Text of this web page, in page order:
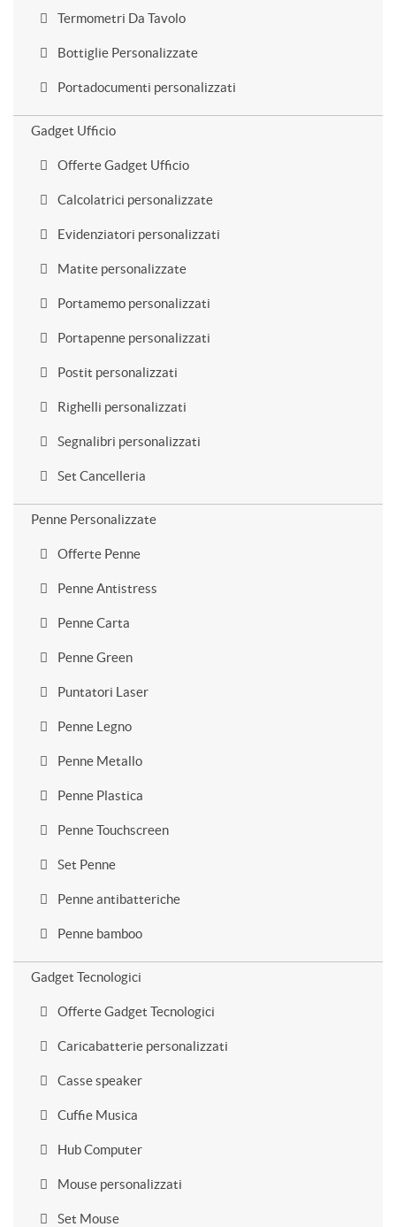
Termometri Da Tavolo
Bottiglie Personalizzate
Portadocumenti personalizzati
Gadget Ufficio
Offerte Gadget Ufficio
Calcolatrici personalizzate
Evidenziatori personalizzati
Matite personalizzate
Portamemo personalizzati
Portapenne personalizzati
Postit personalizzati
Righelli personalizzati
Segnalibri personalizzati
Set Cancelleria
Penne Personalizzate
Offerte Penne
Penne Antistress
Penne Carta
Penne Green
Puntatori Laser
Penne Legno
Penne Metallo
Penne Plastica
Penne Touchscreen
Set Penne
Penne antibatteriche
Penne bamboo
Gadget Tecnologici
Offerte Gadget Tecnologici
Caricabatterie personalizzati
Casse speaker
Cuffie Musica
Hub Computer
Mouse personalizzati
Set Mouse